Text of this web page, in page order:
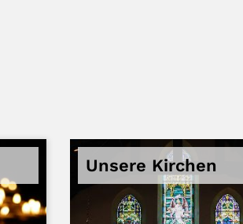
Unsere Kirchen